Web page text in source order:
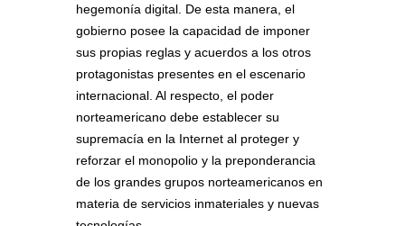
hegemonía digital. De esta manera, el
gobierno posee la capacidad de imponer
sus propias reglas y acuerdos a los otros
protagonistas presentes en el escenario
internacional. Al respecto, el poder
norteamericano debe establecer su
supremacía en la Internet al proteger y
reforzar el monopolio y la preponderancia
de los grandes grupos norteamericanos en
materia de servicios inmateriales y nuevas